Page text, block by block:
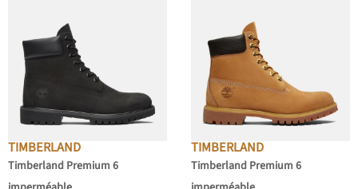
TIMBERLAND
Timberland Premium 6
TIMBERLAND
Timberland Premium 6